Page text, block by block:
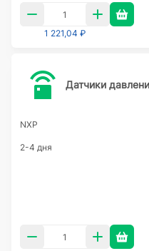
1 221,04 ₽
Датчики
NXP
2-4 дня